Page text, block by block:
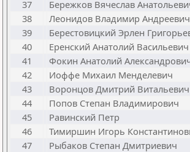
37
Бережков Вячеслав
38
Леонидов Владимир Андреевич
39
Берестовицкий Эрлен
40
Еренский Анатолий Васильевич
41
Фокин Анатолий
42
Иоффе Михаил Менделевич
43
Воронцов Дмитрий Витальевич
44
Попов Степан Владимирович
45
Равинский Петр
46
Тимиршин Игорь
47
Рыбаков Степан Дмитриевич